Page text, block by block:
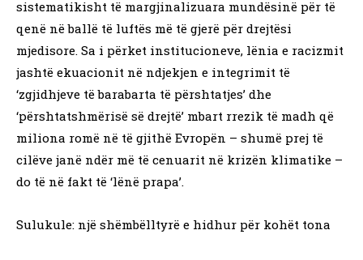
sistematikisht të margjinalizuara mundësinë për të
qenë në ballë të luftës më të gjerë për drejtësi
mjedisore. Sa i përket institucioneve, lënia e racizmit
jashtë ekuacionit në ndjekjen e integrimit të
‘zgjidhjeve të barabarta të përshtatjes’ dhe
‘përshtatshmërisë së drejtë’ mbart rrezik të madh që
miliona romë në të gjithë Evropën – shumë prej të
cilëve janë ndër më të cenuarit në krizën klimatike –
do të në fakt të ‘lënë prapa’.
Sulukule: një shëmbëlltyrë e hidhur për kohët tona